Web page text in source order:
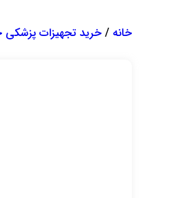
خانه / خرید تجهیزات پزشکی